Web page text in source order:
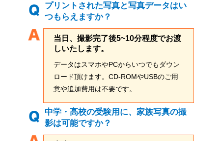
プリントされた写真と写真データはい
つもらえますか？
当日、撮影完了後5~10分程度でお渡
しいたします。
データはスマホやPCからいつでもダウン
ロード頂けます。CD-ROMやUSBのご用
意や追加費用は不要です。
中学・高校の受験用に、家族写真の撮
影は可能ですか？